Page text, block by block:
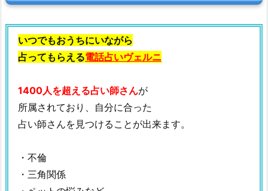
いつでもおうちにいながら
占ってもらえる電話占いヴェルニ
1400人を超える占い師さんが
所属されており、自分に合った
占い師さんを見つけることが出来ます。
・不倫
・三角関係